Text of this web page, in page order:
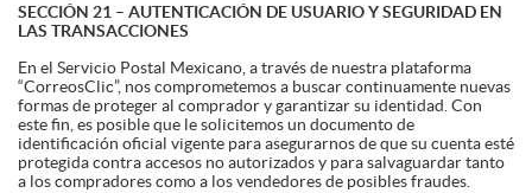
SECCIÓN 21 – AUTENTICACIÓN DE USUARIO Y SEGURIDAD EN
LAS TRANSACCIONES
En el Servicio Postal Mexicano, a través de nuestra plataforma
“CorreosClic”, nos comprometemos a buscar continuamente nuevas
formas de proteger al comprador y garantizar su identidad. Con
este fin, es posible que le solicitemos un documento de
identificación oficial vigente para asegurarnos de que su cuenta esté
protegida contra accesos no autorizados y para salvaguardar tanto
a los compradores como a los vendedores de posibles fraudes.